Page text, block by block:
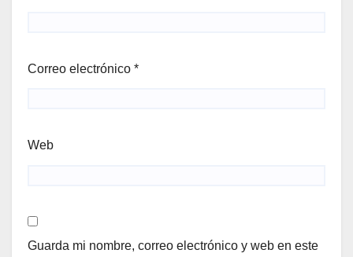
Correo electrónico *
Web
Guarda mi nombre, correo electrónico y web en este